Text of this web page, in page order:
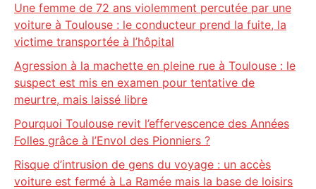
Une femme de 72 ans violemment percutée par une
voiture à Toulouse : le conducteur prend la fuite, la
victime transportée à l’hôpital
Agression à la machette en pleine rue à Toulouse : le
suspect est mis en examen pour tentative de
meurtre, mais laissé libre
Pourquoi Toulouse revit l’effervescence des Années
Folles grâce à l’Envol des Pionniers ?
Risque d’intrusion de gens du voyage : un accès
voiture est fermé à La Ramée mais la base de loisirs